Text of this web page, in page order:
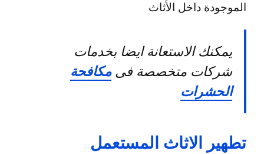
الموجودة داخل الأثاث
يمكنك الاستعانة ايضا بخدمات
شركات متخصصة فىمكافحة
الحشرات
تطهير الاثاث المستعمل